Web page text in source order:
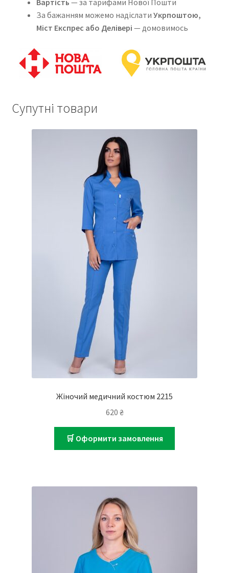
За бажанням можемо надіслати Укрпоштою,
Міст Експрес або Делівері — домовимось
Супутні товари
Жіночий медичний костюм 2215
620 ₴
🛒 Оформити замовлення